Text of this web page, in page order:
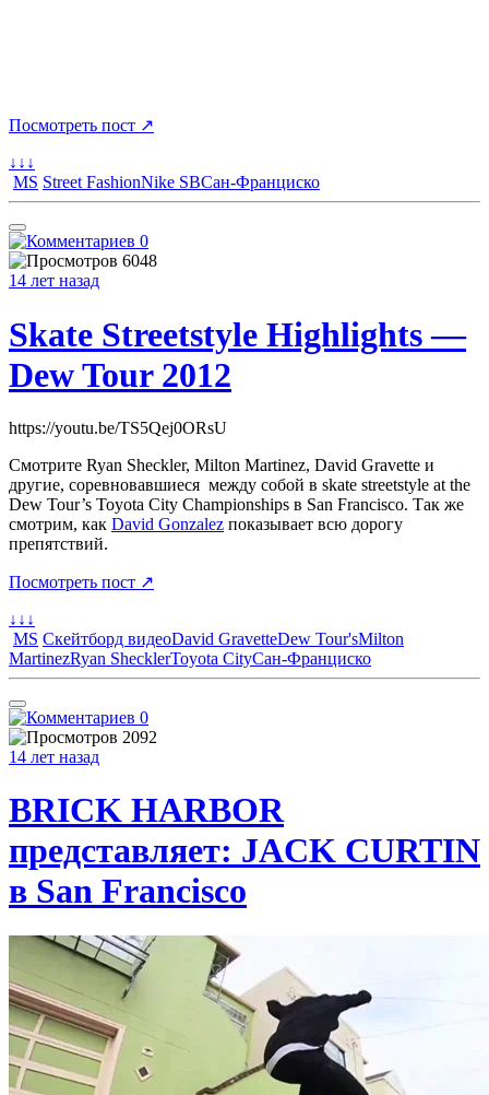
Посмотреть пост ↗
↓↓↓
MS Street FashionNike SBСан-Франциско
0
6048
14 лет назад
Skate Streetstyle Highlights —
Dew Tour 2012
https://youtu.be/TS5Qej0ORsU
Смотрите Ryan Sheckler, Milton Martinez, David Gravette и
другие, соревновавшиеся между собой в skate streetstyle at the
Dew Tour’s Toyota City Championships в San Francisco. Так же
смотрим, как David Gonzalez показывает всю дорогу
препятствий.
Посмотреть пост ↗
↓↓↓
MS Скейтборд видеоDavid GravetteDew Tour'sMilton
MartinezRyan ShecklerToyota CityСан-Франциско
0
2092
14 лет назад
BRICK HARBOR
представляет: JACK CURTIN
в San Francisco